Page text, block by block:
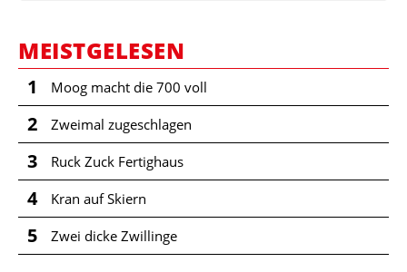
MEISTGELESEN
1 Moog macht die 700 voll
2 Zweimal zugeschlagen
3 Ruck Zuck Fertighaus
4 Kran auf Skiern
5 Zwei dicke Zwillinge